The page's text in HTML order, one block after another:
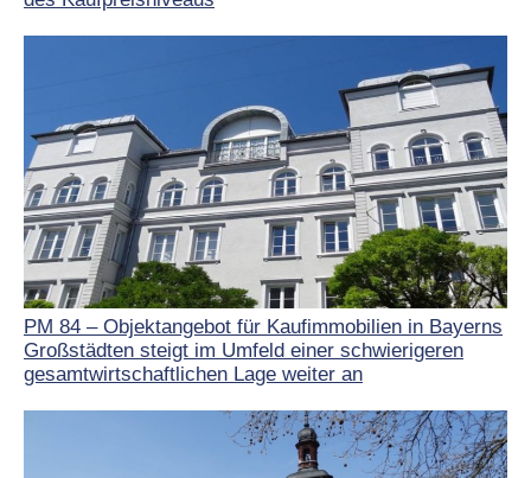
PM 84 – Objektangebot für Kaufimmobilien in Bayerns
Großstädten steigt im Umfeld einer schwierigeren
gesamtwirtschaftlichen Lage weiter an